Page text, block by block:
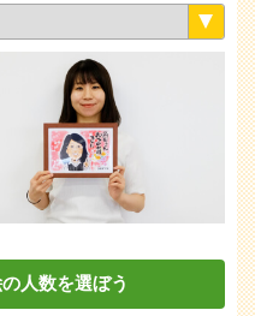
人数を選ぼう